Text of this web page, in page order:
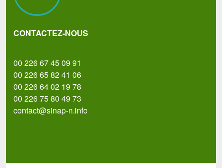
CONTACTEZ-NOUS
00 226 67 45 09 91
00 226 65 82 41 06
00 226 64 02 19 78
00 226 75 80 49 73
contact@sinap-n.info